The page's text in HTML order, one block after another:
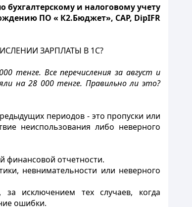
бухгалтерскому и налоговому учету
ПО « К2.Бюджет», САР, DipIFR
ЗАРПЛАТЫ В 1С?
тенге. Все перечисления за август и
на 28 000 тенге. Правильно ли это?
периодов - это пропуски или
неиспользования либо неверного
финансовой отчетности.
невнимательности или неверного
за исключением тех случаев, когда
ошибки.